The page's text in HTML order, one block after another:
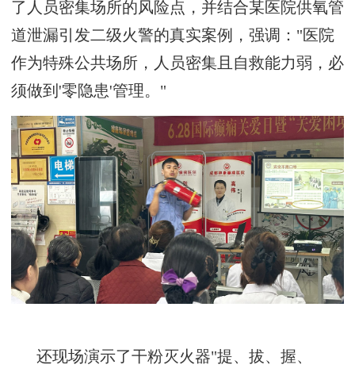
了人员密集场所的风险点，并结合某医院供氧管
道泄漏引发二级火警的真实案例，强调： "医院
作为特殊公共场所，人员密集且自救能力弱，必
须做到'零隐患'管理。"
还现场演示了干粉灭火器"提、拔、握、